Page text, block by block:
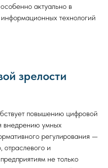
актуально в
технологий
зрелости
повышению цифровой
внедрению умных
регулирования —
отраслевого и
не только